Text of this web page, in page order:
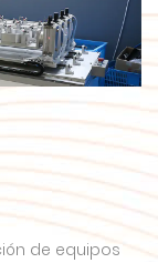
de equipos